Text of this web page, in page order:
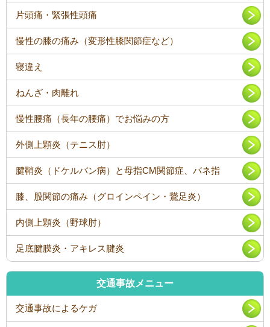
片頭痛・緊張性頭痛
慢性の膝の痛み（変形性膝関節症など）
寝違え
ねんざ・肉離れ
慢性腰痛（長年の腰痛）でお悩みの方
外側上顆炎（テニス肘）
腱鞘炎（ドケルバン病）と母指CM関節症、バネ指
膝、股関節の痛み（グロインペイン・鵞足炎）
内側上顆炎（野球肘）
足底腱膜炎・アキレス腱炎
交通事故メニュー
交通事故によるケガ